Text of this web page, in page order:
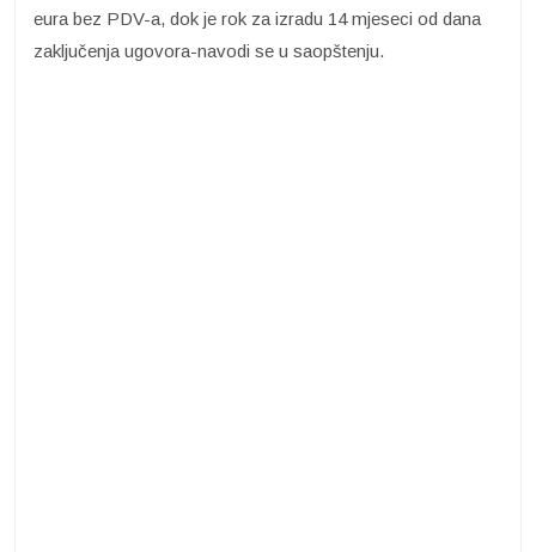
eura bez PDV-a, dok je rok za izradu 14 mjeseci od dana
zaključenja ugovora-navodi se u saopštenju.